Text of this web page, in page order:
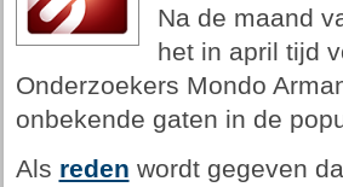
Na de maand
het in april tijd
Onderzoekers Mondo
onbekende gaten in de
Als reden wordt gegeven